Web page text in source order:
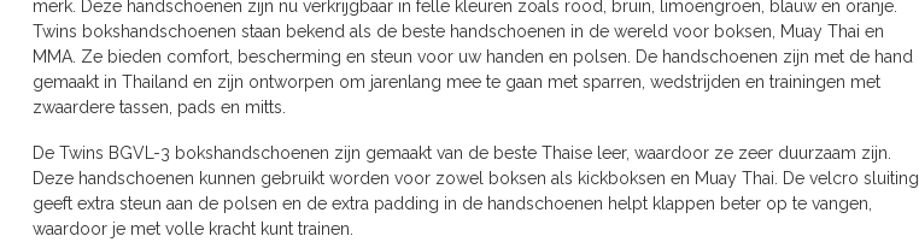
merk. Deze handschoenen zijn nu verkrijgbaar in felle kleuren zoals rood, bruin, limoengroen, blauw en oranje.
Twins bokshandschoenen staan bekend als de beste handschoenen in de wereld voor boksen, Muay Thai en
MMA. Ze bieden comfort, bescherming en steun voor uw handen en polsen. De handschoenen zijn met de hand
gemaakt in Thailand en zijn ontworpen om jarenlang mee te gaan met sparren, wedstrijden en trainingen met
zwaardere tassen, pads en mitts.
De Twins BGVL-3 bokshandschoenen zijn gemaakt van de beste Thaise leer, waardoor ze zeer duurzaam zijn.
Deze handschoenen kunnen gebruikt worden voor zowel boksen als kickboksen en Muay Thai. De velcro sluiting
geeft extra steun aan de polsen en de extra padding in de handschoenen helpt klappen beter op te vangen,
waardoor je met volle kracht kunt trainen.